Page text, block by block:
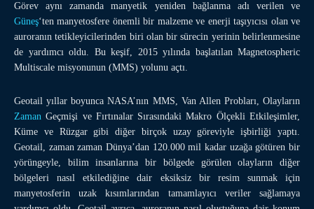
Görev aynı zamanda manyetik yeniden bağlanma adı verilen ve
Güneş‘ten manyetosfere önemli bir malzeme ve enerji taşıyıcısı olan ve
auroranın tetikleyicilerinden biri olan bir sürecin yerinin belirlenmesine
de yardımcı oldu. Bu keşif, 2015 yılında başlatılan Magnetospheric
Multiscale misyonunun (MMS) yolunu açtı.
Geotail yıllar boyunca NASA’nın MMS, Van Allen Probları, Olayların
Zaman Geçmişi ve Fırtınalar Sırasındaki Makro Ölçekli Etkileşimler,
Küme ve Rüzgar gibi diğer birçok uzay göreviyle işbirliği yaptı.
Geotail, zaman zaman Dünya’dan 120.000 mil kadar uzağa götüren bir
yörüngeyle, bilim insanlarına bir bölgede görülen olayların diğer
bölgeleri nasıl etkilediğine dair eksiksiz bir resim sunmak için
manyetosferin uzak kısımlarından tamamlayıcı veriler sağlamaya